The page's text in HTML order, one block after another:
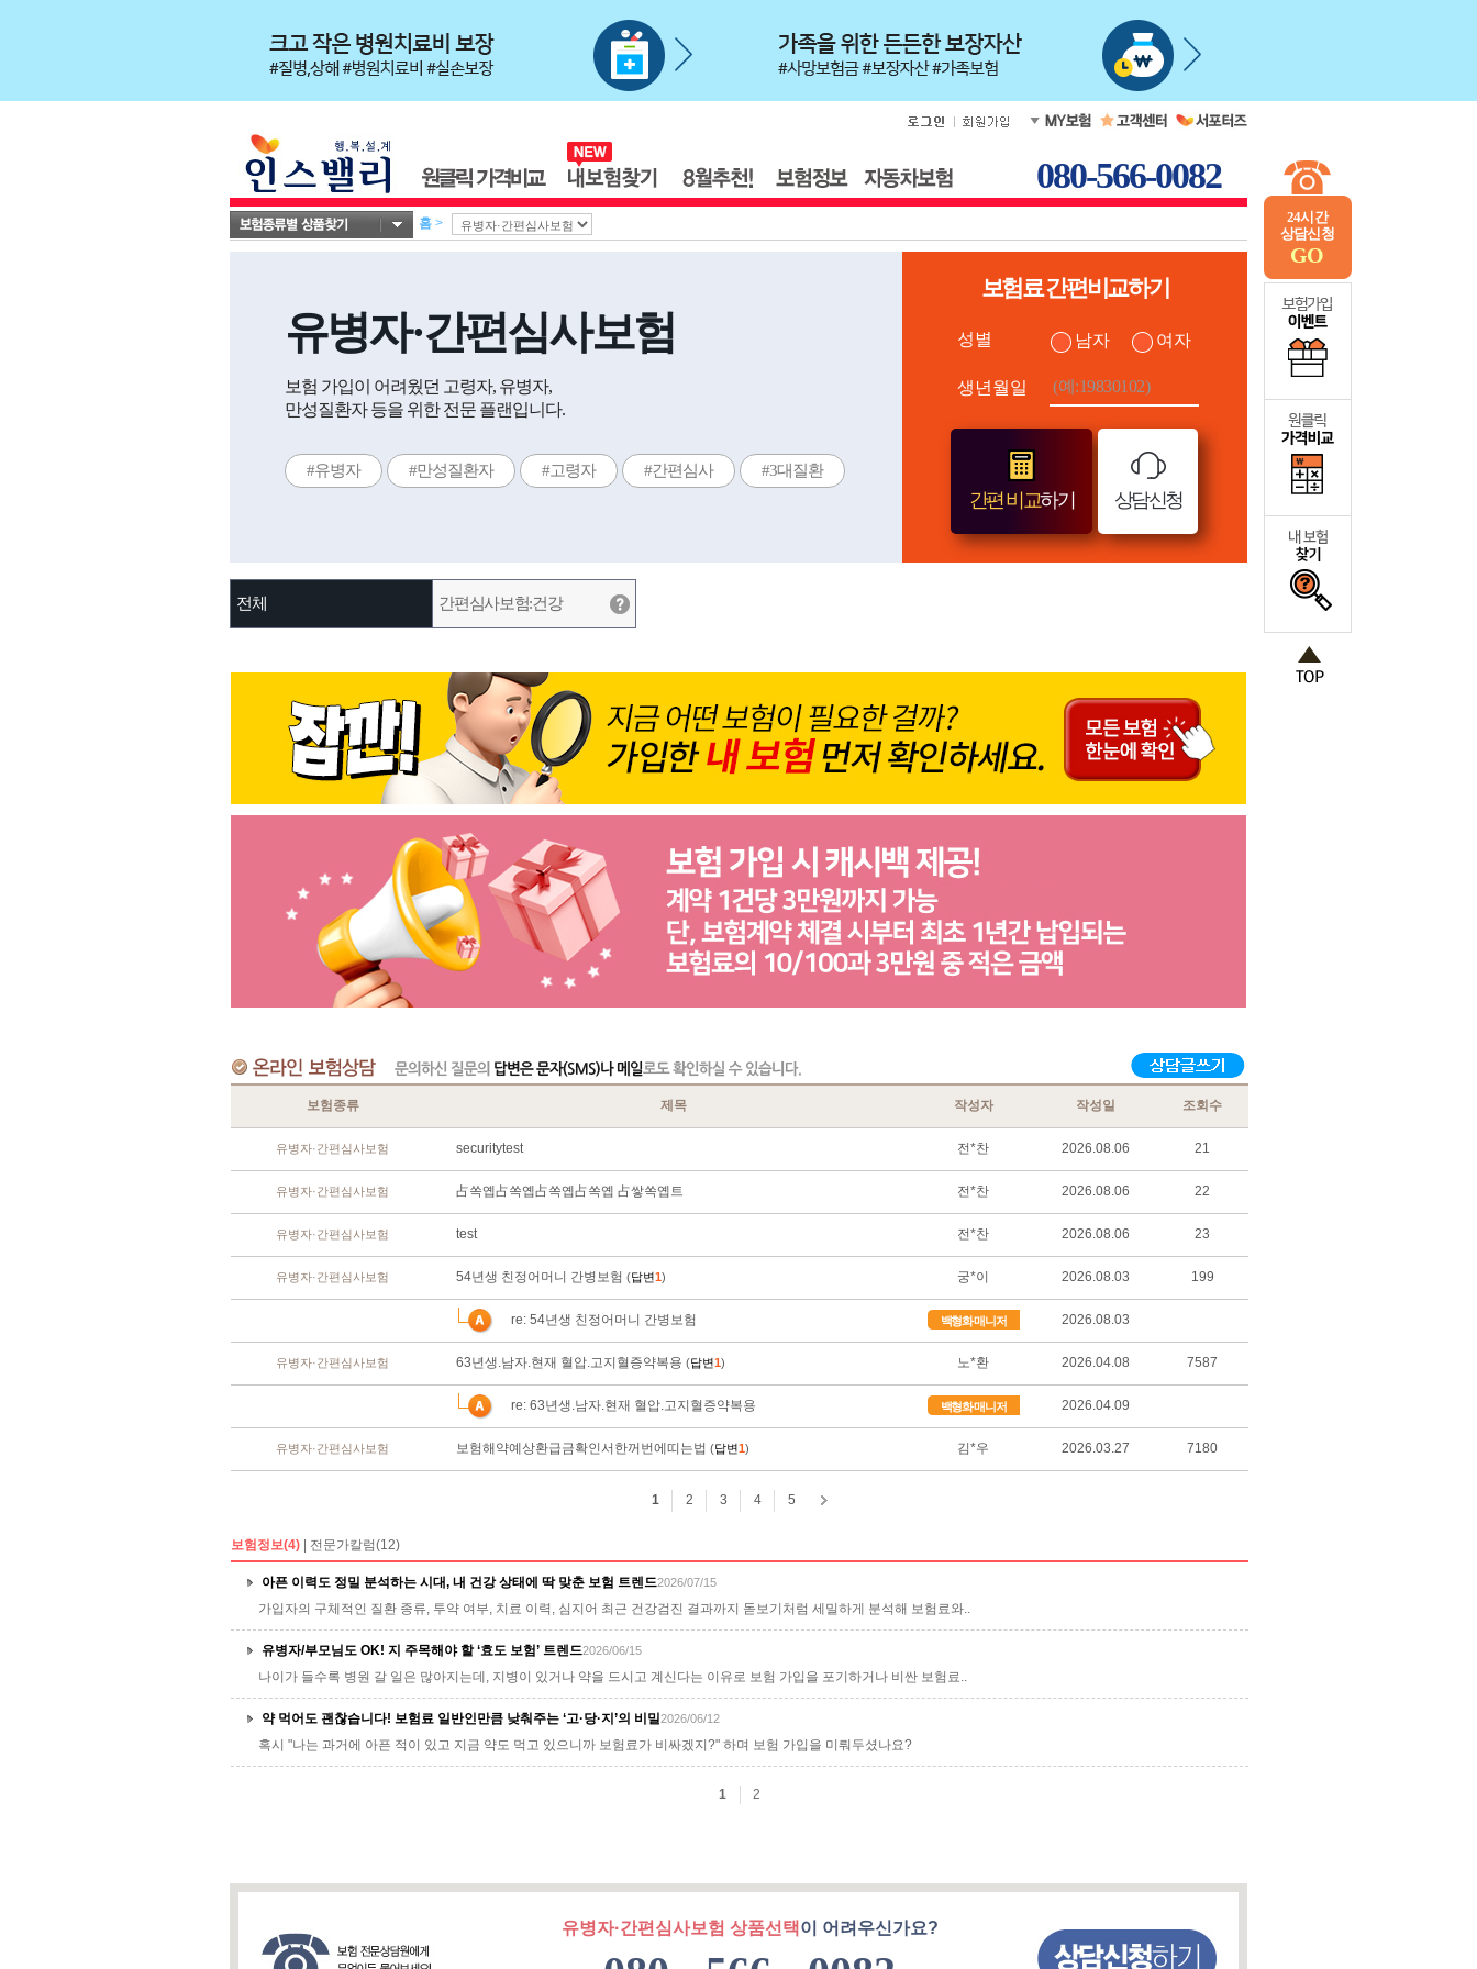
24시간
상담신청
GO
080-566-0082
홈 >
유병자·간편심사보험
보험 가입이 어려웠던 고령자, 유병자,
만성질환자 등을 위한 전문 플랜입니다.
#유병자 #만성질환자 #고령자 #간편심사 #3대질환
보험료 간편비교하기
성별 남자 여자
생년월일
간편 비교하기 상담신청
전체 간편심사보험:건강
유병자·간편심사보험 상품선택 이 어려우신가요?